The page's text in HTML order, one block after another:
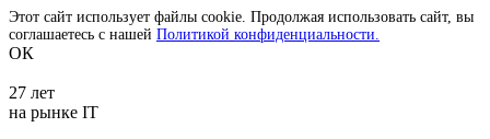
Этот сайт использует файлы cookie. Продолжая использовать сайт, вы
соглашаетесь с нашей Политикой конфиденциальности.
ОК
27 лет
на рынке IT